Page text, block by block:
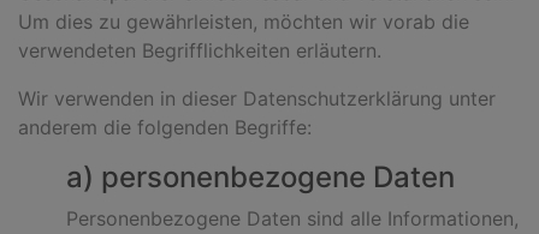
Um dies zu gewährleisten, möchten wir vorab die
verwendeten Begrifflichkeiten erläutern.
Wir verwenden in dieser Datenschutzerklärung unter
anderem die folgenden Begriffe:
a) personenbezogene Daten
Personenbezogene Daten sind alle Informationen,